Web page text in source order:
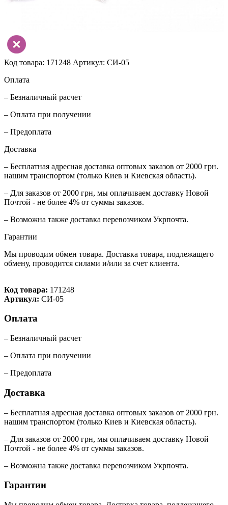
Код товара: 171248 Артикул: СИ-05
Оплата
– Безналичный расчет
– Оплата при получении
– Предоплата
Доставка
– Бесплатная адресная доставка оптовых заказов от 2000 грн.
нашим транспортом (только Киев и Киевская область).
– Для заказов от 2000 грн, мы оплачиваем доставку Новой
Почтой - не более 4% от суммы заказов.
– Возможна также доставка перевозчиком Укрпочта.
Гарантии
Мы проводим обмен товара. Доставка товара, подлежащего
обмену, проводится силами и/или за счет клиента.
Код товара: 171248
Артикул: СИ-05
Оплата
– Безналичный расчет
– Оплата при получении
– Предоплата
Доставка
– Бесплатная адресная доставка оптовых заказов от 2000 грн.
нашим транспортом (только Киев и Киевская область).
– Для заказов от 2000 грн, мы оплачиваем доставку Новой
Почтой - не более 4% от суммы заказов.
– Возможна также доставка перевозчиком Укрпочта.
Гарантии